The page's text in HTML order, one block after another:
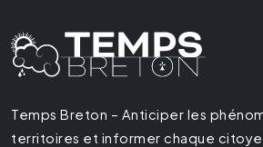
Temps Breton – Anticiper les
territoires et informer chaque